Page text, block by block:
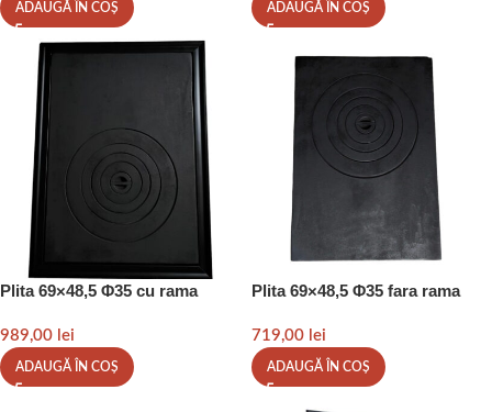
ADAUGĂ ÎN COȘ ADAUGĂ ÎN COȘ
Plita 69×48,5 Φ35 cu rama
989,00 lei
ADAUGĂ ÎN COȘ
Plita 69×48,5 Φ35 fara rama
719,00 lei
ADAUGĂ ÎN COȘ